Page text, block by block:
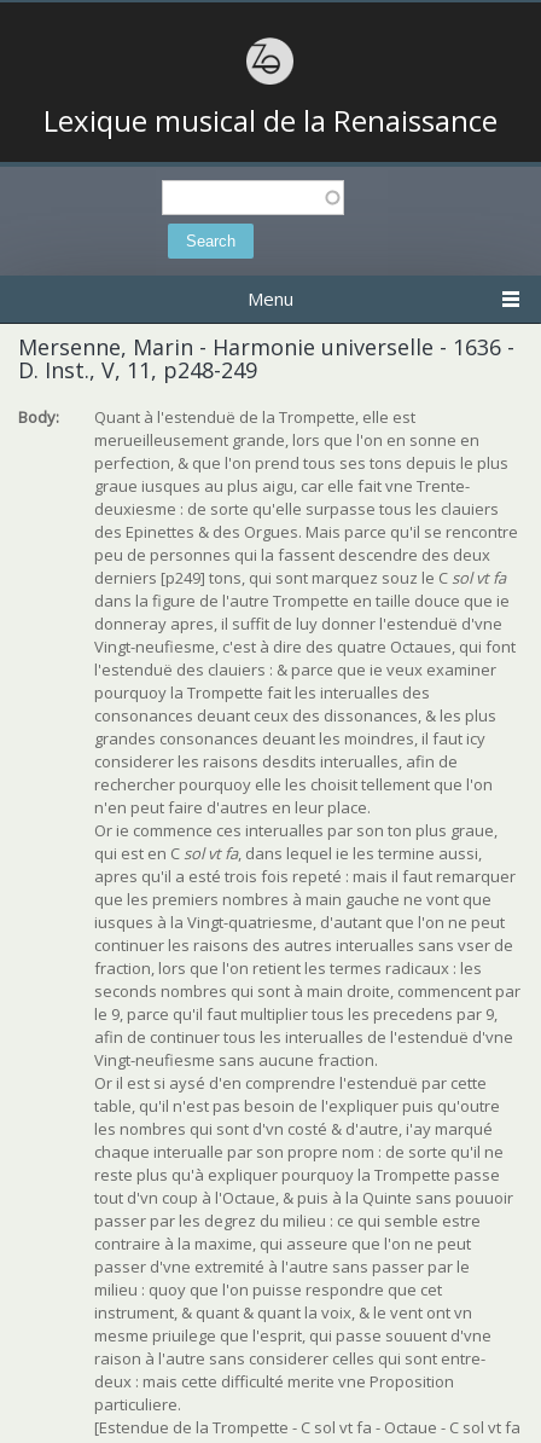
Lexique musical de la Renaissance
Search
Menu
Mersenne, Marin - Harmonie universelle - 1636 -
D. Inst., V, 11, p248-249
Body:
Quant à l'estenduë de la Trompette, elle est
merueilleusement grande, lors que l'on en sonne en
perfection, & que l'on prend tous ses tons depuis le plus
graue iusques au plus aigu, car elle fait vne Trente-
deuxiesme : de sorte qu'elle surpasse tous les clauiers
des Epinettes & des Orgues. Mais parce qu'il se rencontre
peu de personnes qui la fassent descendre des deux
derniers [p249] tons, qui sont marquez souz le C sol vt fa
dans la figure de l'autre Trompette en taille douce que ie
donneray apres, il suffit de luy donner l'estenduë d'vne
Vingt-neufiesme, c'est à dire des quatre Octaues, qui font
l'estenduë des clauiers : & parce que ie veux examiner
pourquoy la Trompette fait les interualles des
consonances deuant ceux des dissonances, & les plus
grandes consonances deuant les moindres, il faut icy
considerer les raisons desdits interualles, afin de
rechercher pourquoy elle les choisit tellement que l'on
n'en peut faire d'autres en leur place.
Or ie commence ces interualles par son ton plus graue,
qui est en C sol vt fa, dans lequel ie les termine aussi,
apres qu'il a esté trois fois repeté : mais il faut remarquer
que les premiers nombres à main gauche ne vont que
iusques à la Vingt-quatriesme, d'autant que l'on ne peut
continuer les raisons des autres interualles sans vser de
fraction, lors que l'on retient les termes radicaux : les
seconds nombres qui sont à main droite, commencent par
le 9, parce qu'il faut multiplier tous les precedens par 9,
afin de continuer tous les interualles de l'estenduë d'vne
Vingt-neufiesme sans aucune fraction.
Or il est si aysé d'en comprendre l'estenduë par cette
table, qu'il n'est pas besoin de l'expliquer puis qu'outre
les nombres qui sont d'vn costé & d'autre, i'ay marqué
chaque interualle par son propre nom : de sorte qu'il ne
reste plus qu'à expliquer pourquoy la Trompette passe
tout d'vn coup à l'Octaue, & puis à la Quinte sans pouuoir
passer par les degrez du milieu : ce qui semble estre
contraire à la maxime, qui asseure que l'on ne peut
passer d'vne extremité à l'autre sans passer par le
milieu : quoy que l'on puisse respondre que cet
instrument, & quant & quant la voix, & le vent ont vn
mesme priuilege que l'esprit, qui passe souuent d'vne
raison à l'autre sans considerer celles qui sont entre-
deux : mais cette difficulté merite vne Proposition
particuliere.
[Estendue de la Trompette - C sol vt fa - Octaue - C sol vt fa